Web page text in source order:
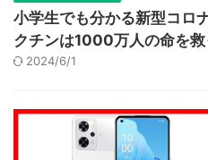
小学生でも分かる新型コロ
クチンは1000万人の命を救
2024/6/1